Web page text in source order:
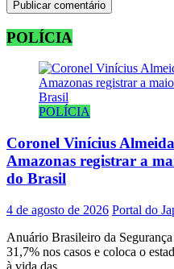
POLÍCIA
POLÍCIA
Coronel Vinícius
Amazonas registrar a
do Brasil
4 de agosto de 2026 Portal do
Anuário Brasileiro da
31,7% nos casos e coloca o
à vida das